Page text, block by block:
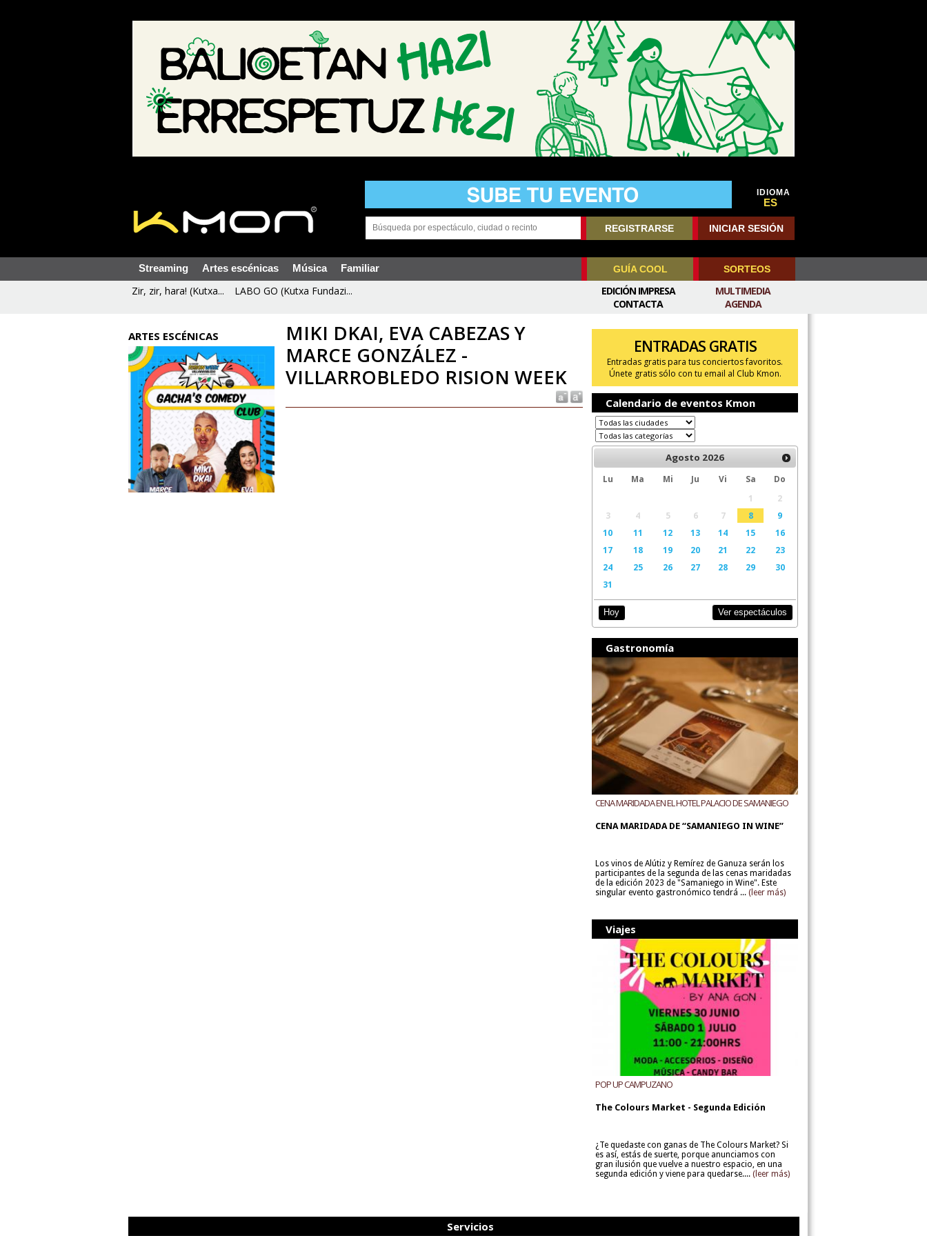
IDIOMA
ES
REGISTRARSE INICIAR SESIÓN
Streaming Artes escénicas Música Familiar GUÍA COOL SORTEOS
Zir, zir, hara! (Kutxa... LABO GO (Kutxa Fundazi...
MULTIMEDIA
AGENDA
EDICIÓN IMPRESA
CONTACTA
ARTES ESCÉNICAS
MIKI DKAI, EVA CABEZAS Y
MARCE GONZÁLEZ -
VILLARROBLEDO RISION WEEK
ENTRADAS GRATIS
Entradas gratis para tus conciertos favoritos.
Únete gratis sólo con tu email al Club Kmon.
Calendario de eventos Kmon
Agosto 2026
Lu Ma Mi Ju Vi Sa
Do
1
2
3
4 5 6 7 8
9
10
11 12 13 14 15
16
17
18 19 20 21 22
23
24
25 26 27 28 29
30
31
Hoy Ver espectáculos
Gastronomía
CENA MARIDADA EN EL HOTEL PALACIO DE SAMANIEGO
CENA MARIDADA DE “SAMANIEGO IN WINE”
Los vinos de Alútiz y Remírez de Ganuza serán los
participantes de la segunda de las cenas maridadas
de la edición 2023 de "Samaniego in Wine". Este
singular evento gastronómico tendrá ... (leer más)
Viajes
POP UP CAMPUZANO
The Colours Market - Segunda Edición
¿Te quedaste con ganas de The Colours Market? Si
es así, estás de suerte, porque anunciamos con
gran ilusión que vuelve a nuestro espacio, en una
segunda edición y viene para quedarse.... (leer más)
Servicios